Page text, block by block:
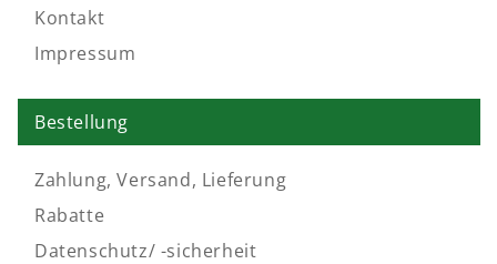
mit edler
Welche Qualität Sie auch wählen,ein schönes
Gefühlserlebnis erwartet Sie
Kontakt
Impressum
Bestellung
Zahlung, Versand, Lieferung
Rabatte
Datenschutz/ -sicherheit